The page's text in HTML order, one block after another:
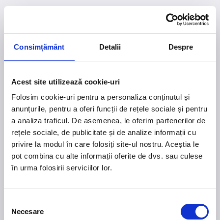
Consimțământ Detalii Despre
Acest site utilizează cookie-uri
Folosim cookie-uri pentru a personaliza conținutul și
anunțurile, pentru a oferi funcții de rețele sociale și pentru
a analiza traficul. De asemenea, le oferim partenerilor de
rețele sociale, de publicitate și de analize informații cu
privire la modul în care folosiți site-ul nostru. Aceștia le
pot combina cu alte informații oferite de dvs. sau culese
în urma folosirii serviciilor lor.
consimțământului
Necesare